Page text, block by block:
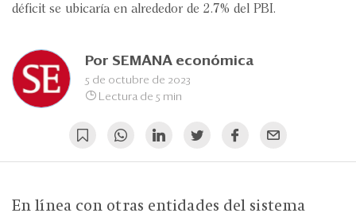
déficit se ubicaría en alrededor de 2.7% del PBI.
Por SEMANA económica
5 de octubre de 2023
Lectura de 5 min
En línea con otras entidades del sistema